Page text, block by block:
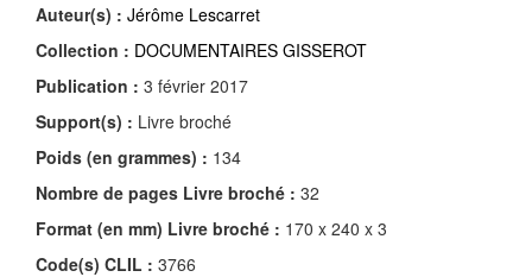
Auteur(s) : Jérôme Lescarret
Collection : DOCUMENTAIRES GISSEROT
Publication : 3 février 2017
Support(s) : Livre broché
Poids (en grammes) : 134
Nombre de pages Livre broché : 32
Format (en mm) Livre broché : 170 x 240 x 3
Code(s) CLIL : 3766